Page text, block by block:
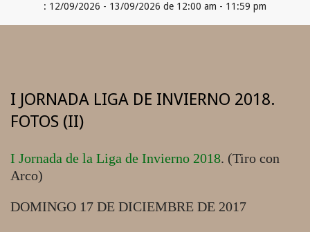
: 12/09/2026 - 13/09/2026 de 12:00 am - 11:59 pm
I JORNADA LIGA DE INVIERNO 2018.
FOTOS (II)
I Jornada de la Liga de Invierno 2018. (Tiro con
Arco)
DOMINGO 17 DE DICIEMBRE DE 2017